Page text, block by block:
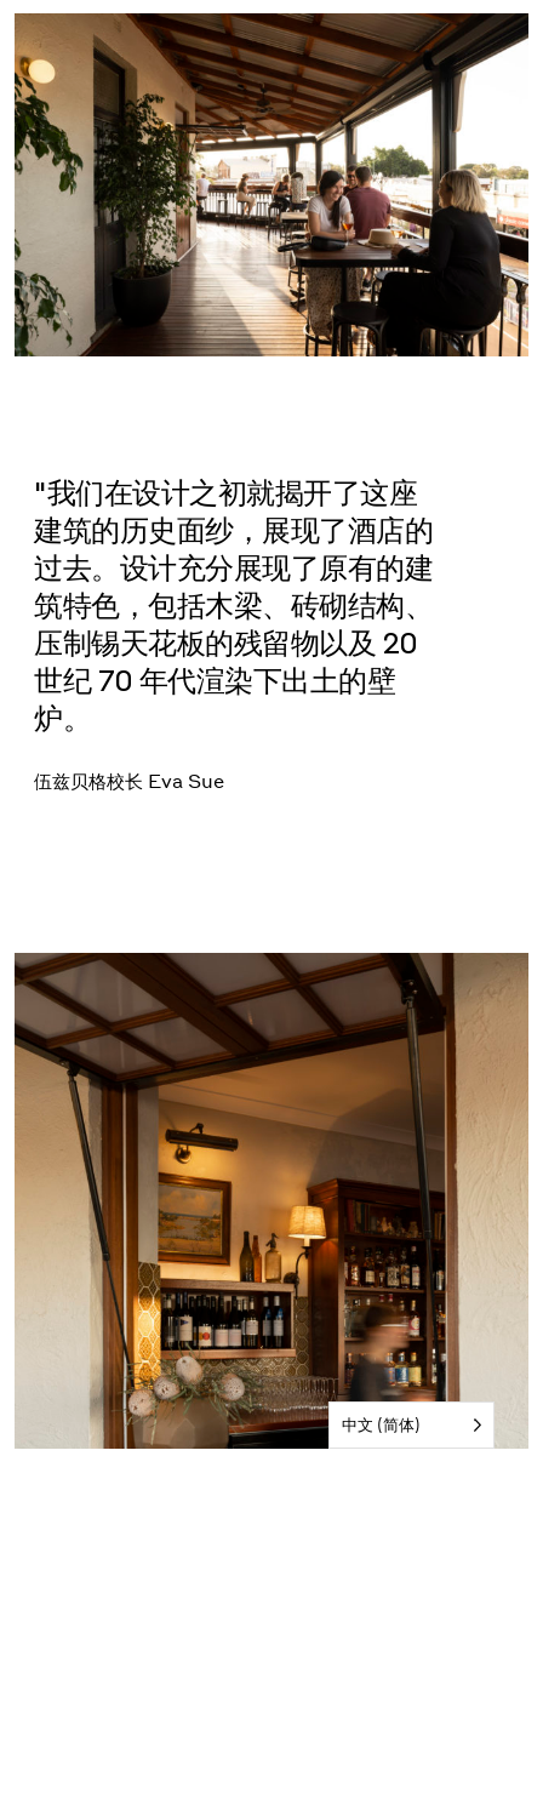
"我们在设计之初就揭开了这座
建筑的历史面纱，展现了酒店的
过去。设计充分展现了原有的建
筑特色，包括木梁、砖砌结构、
压制锡天花板的残留物以及 20
世纪 70 年代渲染下出土的壁
炉。
伍兹贝格校长 Eva Sue
中文 (简体)